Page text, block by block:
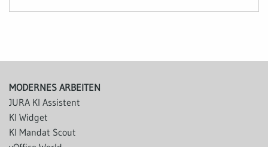
MODERNES ARBEITEN
JURA KI Assistent
KI Widget
KI Mandat Scout